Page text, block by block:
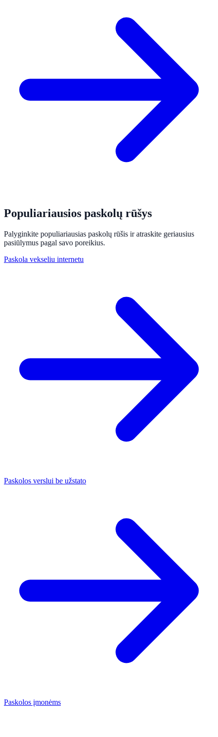
Populiariausios paskolų rūšys
Palyginkite populiariausias paskolų rūšis ir atraskite geriausius
pasiūlymus pagal savo poreikius.
Paskola vekseliu internetu
Paskolos verslui be užstato
Paskolos įmonėms